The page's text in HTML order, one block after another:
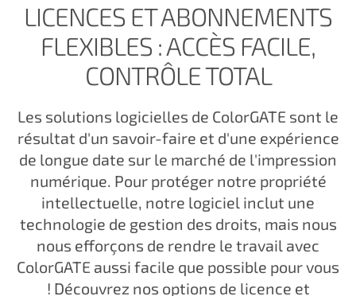
LICENCES ET ABONNEMENTS
FLEXIBLES : ACCÈS FACILE,
CONTRÔLE TOTAL
Les solutions logicielles de ColorGATE sont le
résultat d'un savoir-faire et d'une expérience
de longue date sur le marché de l'impression
numérique. Pour protéger notre propriété
intellectuelle, notre logiciel inclut une
technologie de gestion des droits, mais nous
nous efforçons de rendre le travail avec
ColorGATE aussi facile que possible pour vous
! Découvrez nos options de licence et